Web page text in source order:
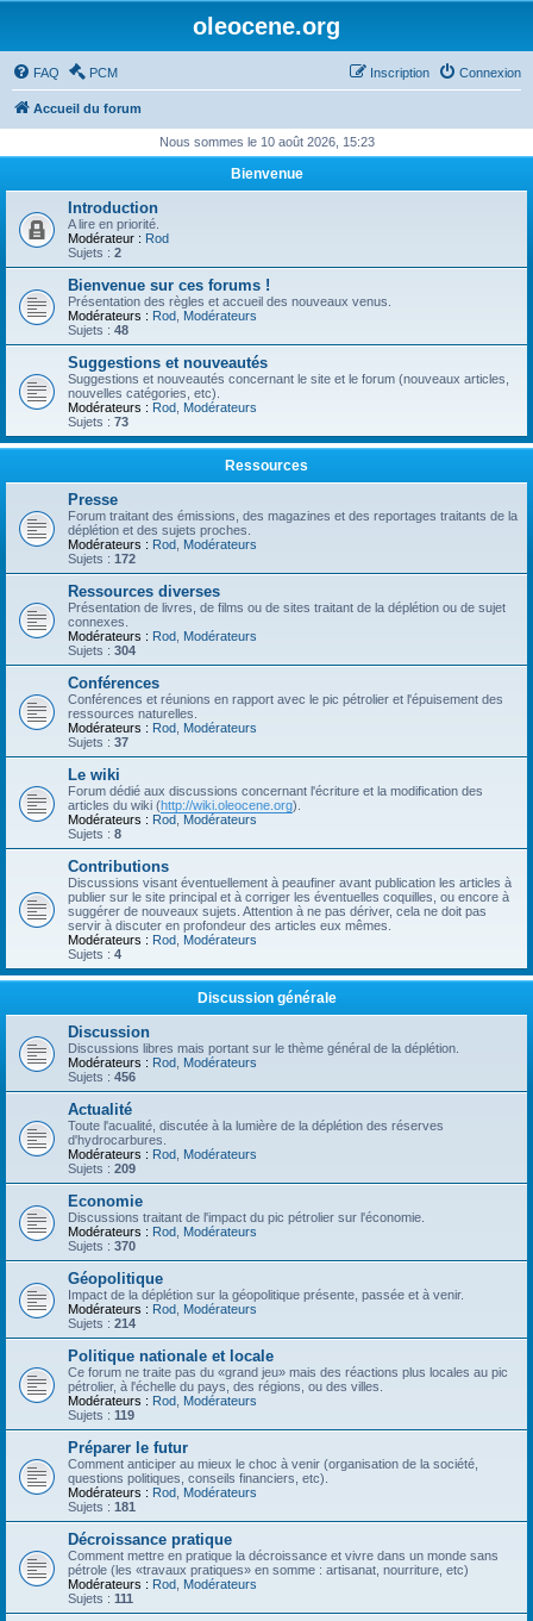
oleocene.org
FAQ PCM Connexion
Inscription
Accueil du forum
Nous sommes le 10 août 2026, 15:23
Bienvenue
Introduction
A lire en priorité.
Modérateur : Rod
Sujets : 2
Bienvenue sur ces forums !
Présentation des règles et accueil des nouveaux venus.
Modérateurs : Rod Modérateurs
Sujets : 48
Suggestions et nouveautés
Suggestions et nouveautés concernant le site et le forum (nouveaux articles,
nouvelles catégories, etc).
Modérateurs : Rod Modérateurs
Sujets : 73
Ressources
Presse
Forum traitant des émissions, des magazines et des reportages traitants de la
déplétion et des sujets proches.
Modérateurs : Rod Modérateurs
Sujets : 172
Ressources diverses
Présentation de livres, de films ou de sites traitant de la déplétion ou de sujet
connexes.
Modérateurs : Rod Modérateurs
Sujets : 304
Conférences
Conférences et réunions en rapport avec le pic pétrolier et l'épuisement des
ressources naturelles.
Modérateurs : Rod Modérateurs
Sujets : 37
Le wiki
Forum dédié aux discussions concernant l'écriture et la modification des
articles du wiki (http://wiki.oleocene.org).
Modérateurs : Rod Modérateurs
Sujets : 8
Contributions
Discussions visant éventuellement à peaufiner avant publication les articles à
publier sur le site principal et à corriger les éventuelles coquilles, ou encore à
suggérer de nouveaux sujets. Attention à ne pas dériver, cela ne doit pas
servir à discuter en profondeur des articles eux mêmes.
Modérateurs : Rod Modérateurs
Sujets : 4
Discussion générale
Discussion
Discussions libres mais portant sur le thème général de la déplétion.
Modérateurs : Rod Modérateurs
Sujets : 456
Actualité
Toute l'acualité, discutée à la lumière de la déplétion des réserves
d'hydrocarbures.
Modérateurs : Rod Modérateurs
Sujets : 209
Economie
Discussions traitant de l'impact du pic pétrolier sur l'économie.
Modérateurs : Rod Modérateurs
Sujets : 370
Géopolitique
Impact de la déplétion sur la géopolitique présente, passée et à venir.
Modérateurs : Rod Modérateurs
Sujets : 214
Politique nationale et locale
Ce forum ne traite pas du «grand jeu» mais des réactions plus locales au pic
pétrolier, à l'échelle du pays, des régions, ou des villes.
Modérateurs : Rod Modérateurs
Sujets : 119
Préparer le futur
Comment anticiper au mieux le choc à venir (organisation de la société,
questions politiques, conseils financiers, etc).
Modérateurs : Rod Modérateurs
Sujets : 181
Décroissance pratique
Comment mettre en pratique la décroissance et vivre dans un monde sans
pétrole (les «travaux pratiques» en somme : artisanat, nourriture, etc)
Modérateurs : Rod Modérateurs
Sujets : 111